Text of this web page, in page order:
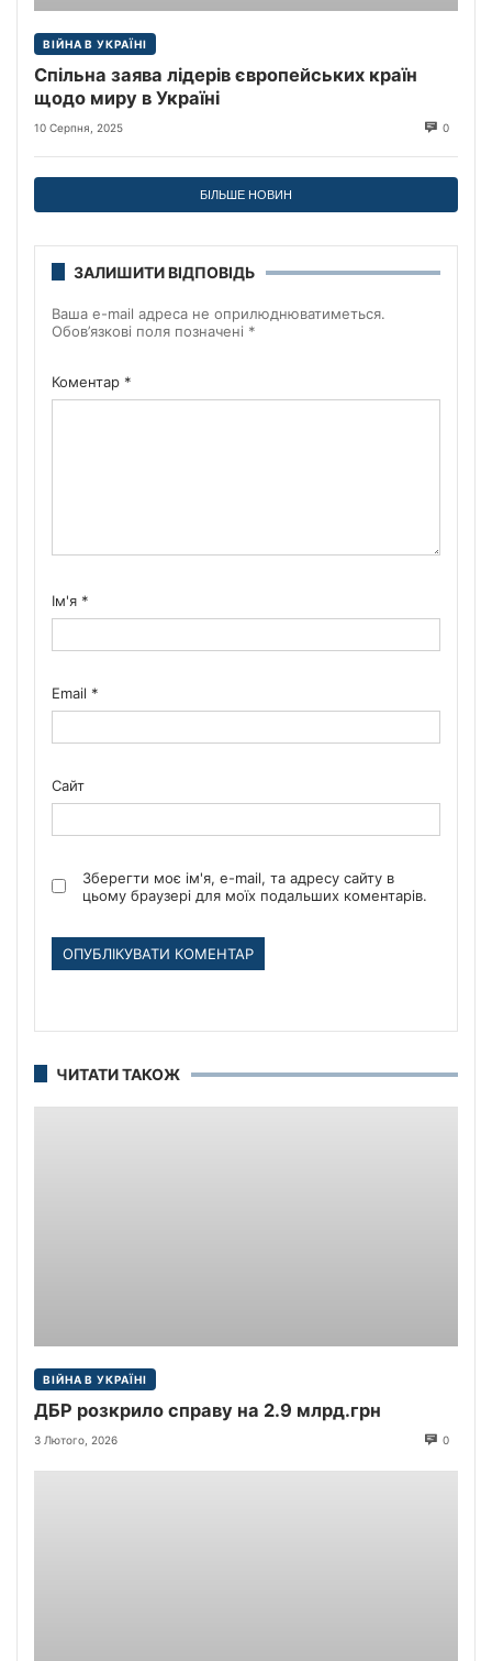
ВІЙНА В УКРАЇНІ
Спільна заява лідерів європейських країн
щодо миру в Україні
10 Серпня, 2025 0
БІЛЬШЕ НОВИН
ЗАЛИШИТИ ВІДПОВІДЬ
Ваша e-mail адреса не оприлюднюватиметься.
Обов’язкові поля позначені *
Коментар *
Ім'я *
Email *
Сайт
Зберегти моє ім'я, e-mail, та адресу сайту в
цьому браузері для моїх подальших коментарів.
ЧИТАТИ ТАКОЖ
ВІЙНА В УКРАЇНІ
ДБР розкрило справу на 2.9 млрд.грн
3 Лютого, 2026 0